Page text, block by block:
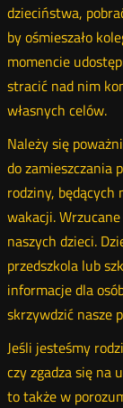
dzieciństwa,
by ośmieszało
momencie
stracić nad nim
własnych celów.
Należy się
do zamieszczania
rodziny, będących
wakacji.
naszych dzieci.
przedszkola lub
informacje dla
skrzywdzić nasze
Jeśli jesteśmy
czy zgadza się na
to także w